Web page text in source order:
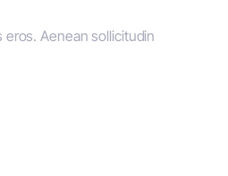
Aenean sollicitudin